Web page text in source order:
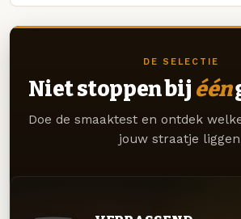
DE SELECTIE
Niet stoppen bij één
Doe de smaaktest en ontdek
jouw straatje